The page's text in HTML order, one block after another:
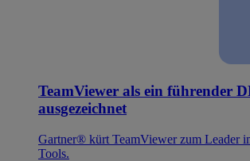
TeamViewer als ein führender
ausgezeichnet
Gartner® kürt TeamViewer zum Leader
Tools.